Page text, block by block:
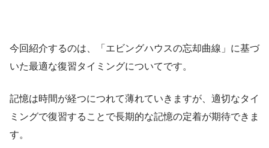
今回紹介するのは、「エビングハウスの忘却曲線」に基づ
いた最適な復習タイミングについてです。
記憶は時間が経つにつれて薄れていきますが、適切なタイ
ミングで復習することで長期的な記憶の定着が期待できま
す。